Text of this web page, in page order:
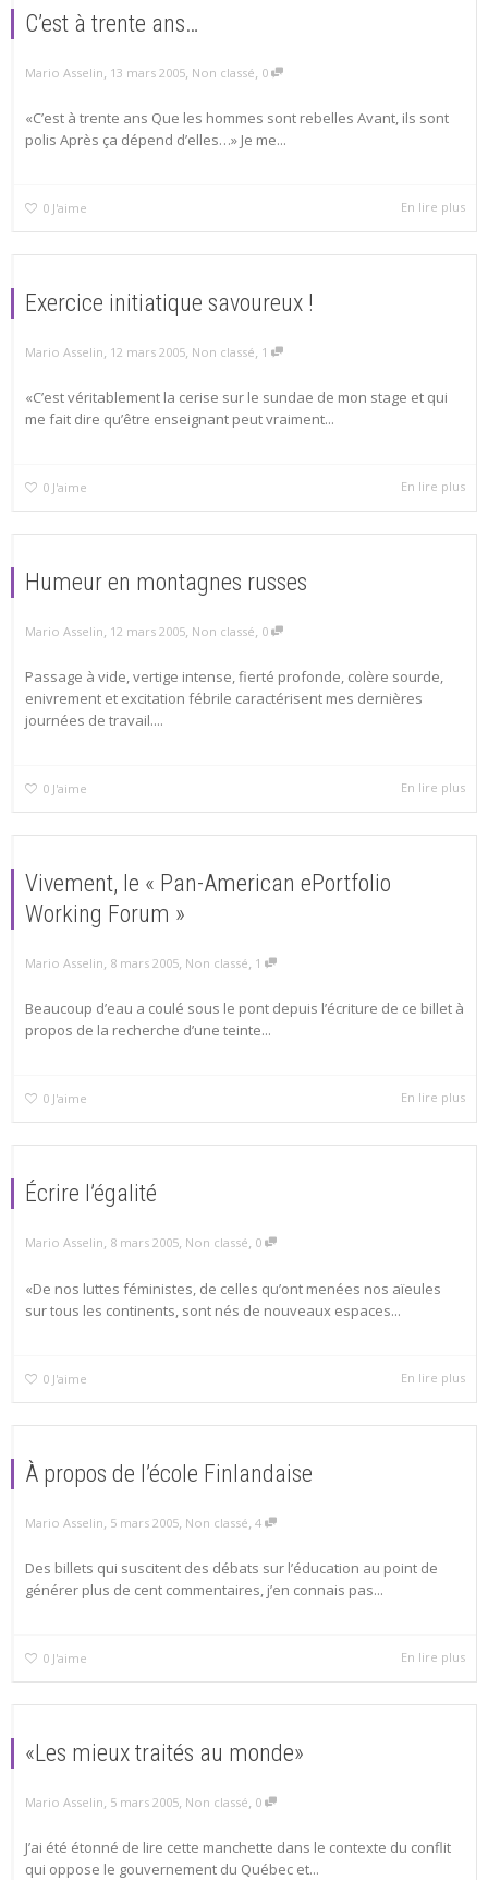
C’est à trente ans…
Mario Asselin, 13 mars 2005, Non classé, 0
«C’est à trente ans Que les hommes sont rebelles Avant, ils sont
polis Après ça dépend d’elles…» Je me...
0 J'aime En lire plus
Exercice initiatique savoureux !
Mario Asselin, 12 mars 2005, Non classé, 1
«C’est véritablement la cerise sur le sundae de mon stage et qui
me fait dire qu’être enseignant peut vraiment...
0 J'aime En lire plus
Humeur en montagnes russes
Mario Asselin, 12 mars 2005, Non classé, 0
Passage à vide, vertige intense, fierté profonde, colère sourde,
enivrement et excitation fébrile caractérisent mes dernières
journées de travail....
0 J'aime En lire plus
Vivement, le « Pan-American ePortfolio
Working Forum »
Mario Asselin, 8 mars 2005, Non classé, 1
Beaucoup d’eau a coulé sous le pont depuis l’écriture de ce billet à
propos de la recherche d’une teinte...
0 J'aime En lire plus
Écrire l’égalité
Mario Asselin, 8 mars 2005, Non classé, 0
«De nos luttes féministes, de celles qu’ont menées nos aïeules
sur tous les continents, sont nés de nouveaux espaces...
0 J'aime En lire plus
À propos de l’école Finlandaise
Mario Asselin 5 mars 2005 Non classé 4
Des billets qui suscitent des débats sur l’éducation au point de
générer plus de cent commentaires, j’en connais pas...
0 J'aime En lire plus
«Les mieux traités au monde»
Mario Asselin, 5 mars 2005, Non classé, 0
J’ai été étonné de lire cette manchette dans le contexte du conflit
qui oppose le gouvernement du Québec et...